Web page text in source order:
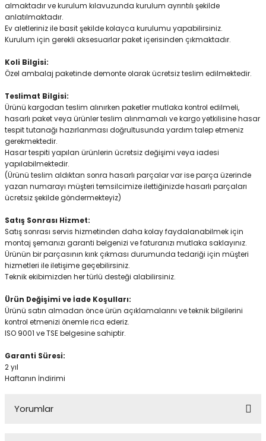
almaktadır ve kurulum kılavuzunda kurulum ayrıntılı şekilde
anlatılmaktadır.
Ev aletleriniz ile basit şekilde kolayca kurulumu yapabilirsiniz.
Kurulum için gerekli aksesuarlar paket içerisinden çıkmaktadır.
Koli Bilgisi:
Özel ambalaj paketinde demonte olarak ücretsiz teslim edilmektedir.
Teslimat Bilgisi:
Ürünü kargodan teslim alınırken paketler mutlaka kontrol edilmeli,
hasarlı paket veya ürünler teslim alınmamalı ve kargo yetkilisine hasar
tespit tutanağı hazırlanması doğrultusunda yardım talep etmeniz
gerekmektedir.
Hasar tespiti yapılan ürünlerin ücretsiz değişimi veya iadesi
yapılabilmektedir.
(Ürünü teslim aldıktan sonra hasarlı parçalar var ise parça üzerinde
yazan numarayı müşteri temsilcimize ilettiğinizde hasarlı parçaları
ücretsiz şekilde göndermekteyiz)
Satış Sonrası Hizmet:
Satış sonrası servis hizmetinden daha kolay faydalanabilmek için
montaj şemanızı garanti belgenizi ve faturanızı mutlaka saklayınız.
Ürünün bir parçasının kırık çıkması durumunda tedariği için müşteri
hizmetleri ile iletişime geçebilirsiniz.
Teknik ekibimizden her türlü desteği alabilirsiniz.
Ürün Değişimi ve İade Koşulları:
Ürünü satın almadan önce ürün açıklamalarını ve teknik bilgilerini
kontrol etmenizi önemle rica ederiz.
ISO 9001 ve TSE belgesine sahiptir.
Garanti Süresi:
2 yıl
Haftanın İndirimi
Yorumlar